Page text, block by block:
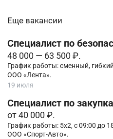
Еще вакансии
Специалист по
48 000 — 63 500 ₽.
График работы: сменный,
ООО «Лента».
19 июля
Специалист по
от 40 000 ₽.
График работы: 5х2, с 09:00 до
ООО «Спорт-Авто».